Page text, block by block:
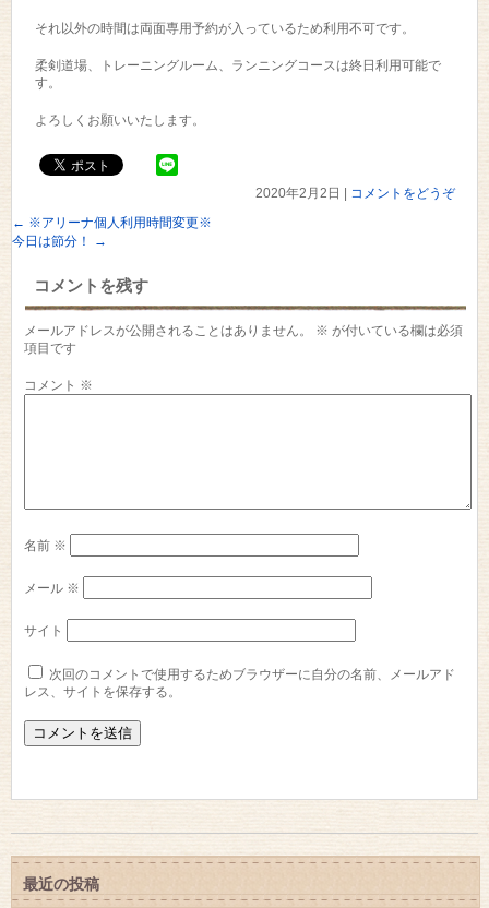
それ以外の時間は両面専用予約が入っているため利用不可です。
柔剣道場、トレーニングルーム、ランニングコースは終日利用可能で
す。
よろしくお願いいたします。
2020年2月2日
コメントをどうぞ
← ※アリーナ個人利用時間変更※
今日は節分！
→
コメントを残す
メールアドレスが公開されることはありません。 ※ が付いている欄は必須
項目です
コメント ※
名前 ※
メール ※
サイト
次回のコメントで使用するためブラウザーに自分の名前、メールアド
レス、サイトを保存する。
最近の投稿